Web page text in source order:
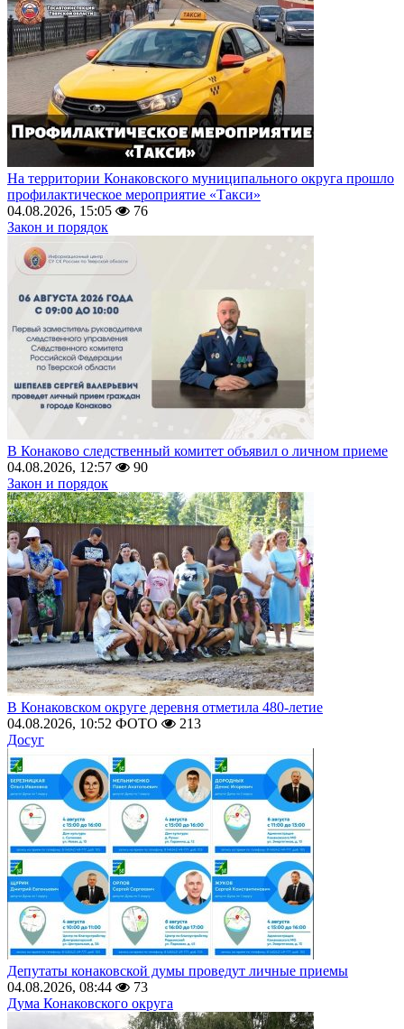
На территории Конаковского муниципального округа прошло
профилактическое мероприятие «Такси»
04.08.2026, 15:05
76
Закон и порядок
В Конаково следственный комитет объявил о личном приеме
04.08.2026, 12:57
90
Закон и порядок
В Конаковском округе деревня отметила 480-летие
04.08.2026, 10:52 ФОТО
213
Досуг
Депутаты конаковской думы проведут личные приемы
04.08.2026, 08:44
73
Дума Конаковского округа